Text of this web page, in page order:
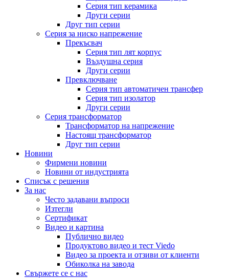
Серия тип керамика
Други серии
Друг тип серии
Серия за ниско напрежение
Прекъсвач
Серия тип лят корпус
Въздушна серия
Други серии
Превключване
Серия тип автоматичен трансфер
Серия тип изолатор
Други серии
Серия трансформатор
Трансформатор на напрежение
Настоящ трансформатор
Друг тип серии
Новини
Фирмени новини
Новини от индустрията
Списък с решения
За нас
Често задавани въпроси
Изтегли
Сертификат
Видео и картина
Публично видео
Продуктово видео и тест Viedo
Видео за проекта и отзиви от клиенти
Обиколка на завода
Свържете се с нас